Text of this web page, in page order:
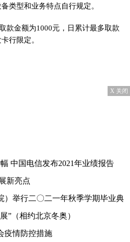
类型和业务特点自行规定。
款金额为1000元，日累计最多取款
行限定。
X 关闭
中国电信发布2021年业绩报告
新亮点
）举行二〇二一年秋季学期毕业典
”（相约北京冬奥）
疫情防控措施